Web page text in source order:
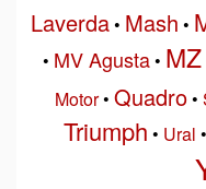
Laverda• Mash •
• MV Agusta• MZ
Motor• Quadro•
Triumph • Ural •